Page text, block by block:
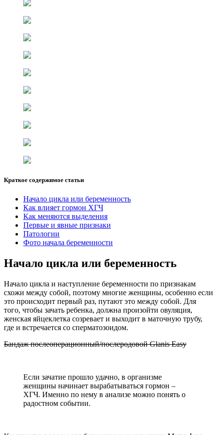
Краткое содержимое статьи
Начало цикла или беременность
Как влияет гормон ХГЧ
Как меняются выделения
Первые и явные признаки
Патологии
Фото начала беременности
Начало цикла или беременность
Начало цикла и наступление беременности по признакам
схожи между собой, поэтому многие женщины, особенно если
это происходит первый раз, путают это между собой. Для
того, чтобы зачать ребенка, должна произойти овуляция,
женская яйцеклетка созревает и выходит в маточную трубу,
где и встречается со сперматозоидом.
Бандаж послеоперационный/послеродовой Glanis Easy
Если зачатие прошло удачно, в организме
женщины начинает вырабатываться гормон –
ХГЧ. Именно по нему в анализе можно понять о
радостном событии.